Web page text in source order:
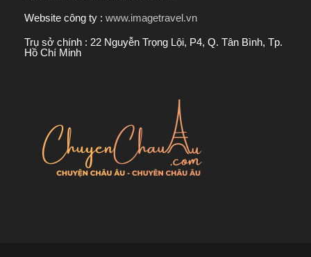
Website công ty : www.imagetravel.vn
Trụ sở chính : 22 Nguyễn Trọng Lội, P4, Q. Tân Bình, Tp.
Hồ Chí Minh